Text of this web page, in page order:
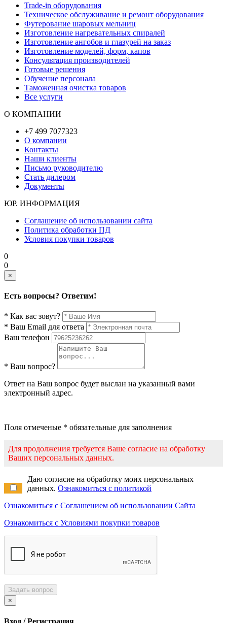
Trade-in оборудования
Техническое обслуживание и ремонт оборудования
Футерование шаровых мельниц
Изготовление нагревательных спиралей
Изготовление ангобов и глазурей на заказ
Изготовление моделей, форм, капов
Консультация производителей
Готовые решения
Обучение персонала
Таможенная очистка товаров
Все услуги
О КОМПАНИИ
+7 499 7077323
О компании
Контакты
Наши клиенты
Письмо руководителю
Стать дилером
Документы
ЮР. ИНФОРМАЦИЯ
Соглашение об использовании сайта
Политика обработки ПД
Условия покупки товаров
0
0
×
Есть вопросы? Ответим!
* Как вас зовут?
* Ваш Email для ответа
Ваш телефон
* Ваш вопрос?
Ответ на Ваш вопрос будет выслан на указанный вами
электронный адрес.
Поля отмеченые * обязательные для заполнения
Для продолжения требуется Ваше согласие на обработку
Ваших персональных данных.
Даю согласие на обработку моих персональных
данных. Ознакомиться с политикой
Ознакомиться с Соглашением об использовании Сайта
Ознакомиться с Условиями покупки товаров
Задать вопрос
×
Вход / Регистрация